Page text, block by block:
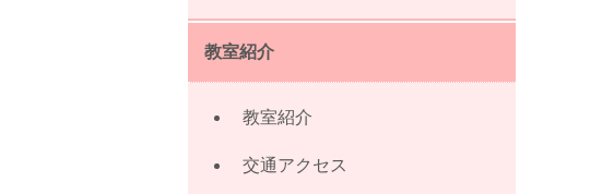
教室紹介
教室紹介
交通アクセス